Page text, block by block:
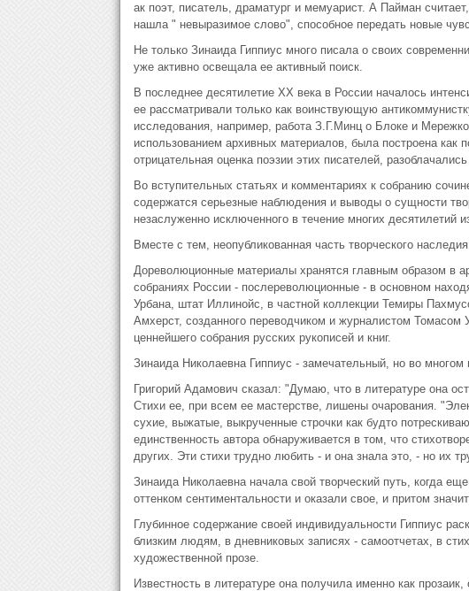
ак поэт, писатель, драматург и мемуарист. А Пайман
нашла " невыразимое слово", способное передать новые
Не только Зинаида Гиппиус много писала о своих
уже активно освещала ее активный поиск.
В последнее десятилетие ХХ века в России началось
ее рассматривали только как воинствующую
исследования, например, работа З.Г.Минц о Блоке и
использованием архивных материалов, была построена как
отрицательная оценка поэзии этих писателей,
Во вступительных статьях и комментариях к собранию
содержатся серьезные наблюдения и выводы о сущности
незаслуженно исключенного в течение многих десятилетий
Вместе с тем, неопубликованная часть творческого
Дореволюционные материалы хранятся главным образом в
собраниях России - послереволюционные - в основном
Урбана, штат Иллинойс, в частной коллекции Темиры
Амхерст, созданного переводчиком и журналистом
ценнейшего собрания русских рукописей и книг.
Зинаида Николаевна Гиппиус - замечательный, но во
Григорий Адамович сказал: "Думаю, что в литературе она
Стихи ее, при всем ее мастерстве, лишены очарования.
сухие, выжатые, выкрученные строчки как будто
единственность автора обнаруживается в том, что
других. Эти стихи трудно любить - и она знала это, - но их
Зинаида Николаевна начала свой творческий путь, когда
оттенком сентиментальности и оказали свое, и притом
Глубинное содержание своей индивидуальности Гиппиус
близким людям, в дневниковых записях - самоотчетах, в
художественной прозе.
Известность в литературе она получила именно как